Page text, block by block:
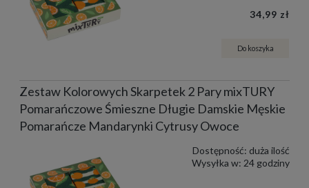
34,99 zł
Do koszyka
Zestaw Kolorowych Skarpetek 2 Pary mixTURY
Pomarańczowe Śmieszne Długie Damskie Męskie
Pomarańcze Mandarynki Cytrusy Owoce
Dostępność: duża ilość
Wysyłka w: 24 godziny